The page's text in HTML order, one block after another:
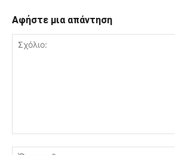
Αφήστε μια απάντηση